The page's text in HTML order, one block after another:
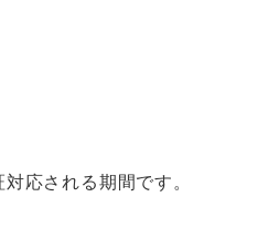
応される期間です。